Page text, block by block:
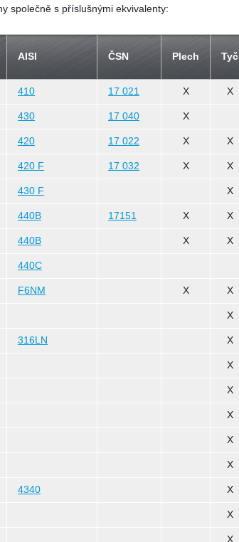
společně s příslušnými ekvivalenty:
AISI ČSN Plech Tyč
410 17 021 X X
430 17 040 X
420 17 022 X X
420 F 17 032 X X
430 F X
440B 17151 X X
440B X X
440C
F6NM X X
X
316LN X
X
X
X
X
X
4340 X
X
X